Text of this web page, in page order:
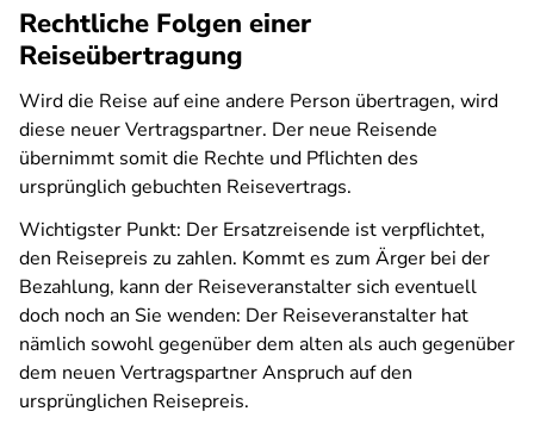
Rechtliche Folgen einer
Reiseübertragung
Wird die Reise auf eine andere Person übertragen, wird
diese neuer Vertragspartner. Der neue Reisende
übernimmt somit die Rechte und Pflichten des
ursprünglich gebuchten Reisevertrags.
Wichtigster Punkt: Der Ersatzreisende ist verpflichtet,
den Reisepreis zu zahlen. Kommt es zum Ärger bei der
Bezahlung, kann der Reiseveranstalter sich eventuell
doch noch an Sie wenden: Der Reiseveranstalter hat
nämlich sowohl gegenüber dem alten als auch gegenüber
dem neuen Vertragspartner Anspruch auf den
ursprünglichen Reisepreis.